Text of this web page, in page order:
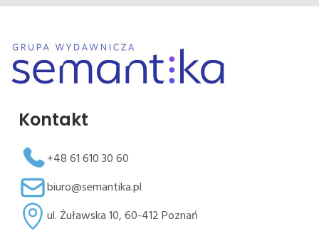
Kontakt
+48 61 610 30 60
biuro@semantika.pl
ul. Żuławska 10, 60-412 Poznań